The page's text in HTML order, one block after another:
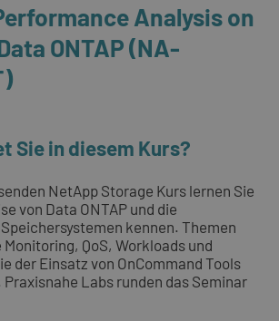
Analysis on
ONTAP (NA-
Sie in diesem Kurs?
NetApp Storage Kurs lernen Sie
von Data ONTAP und die
kennen. Themen
QoS, Workloads und
der Einsatz von OnCommand Tools
Labs runden das Seminar